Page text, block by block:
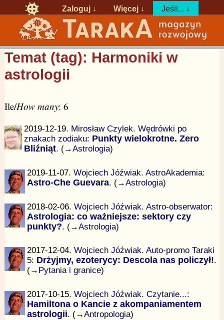
Zaloguj ↓ Więcej ↓ Jeśli... ↓
Temat (tag): Harmoniki w
astrologii
Ile/How many: 6
2019-12-19. Mirosław Czylek. Wędrówki po
znakach zodiaku: Punkty wielokrotne. Zero
Bliźniąt. (→Astrologia)
2019-11-07. Wojciech Jóźwiak. AstroAkademia:
Astro-Che Guevara. (→Astrologia)
2018-02-06. Wojciech Jóźwiak. Astro-obserwator:
Astrologia: co ważniejsze: sektory czy
punkty?. (→Astrologia)
2017-12-04. Wojciech Jóźwiak. Auto-promo Taraki
5: Drżyjmy, ezoterycy: Descola nas policzył!.
(→ Pytania i granice)
2017-10-15. Wojciech Jóźwiak. Czytanie...:
Hamiltona o Kancie z akompaniamentem
astrologii. (→Antropologia)